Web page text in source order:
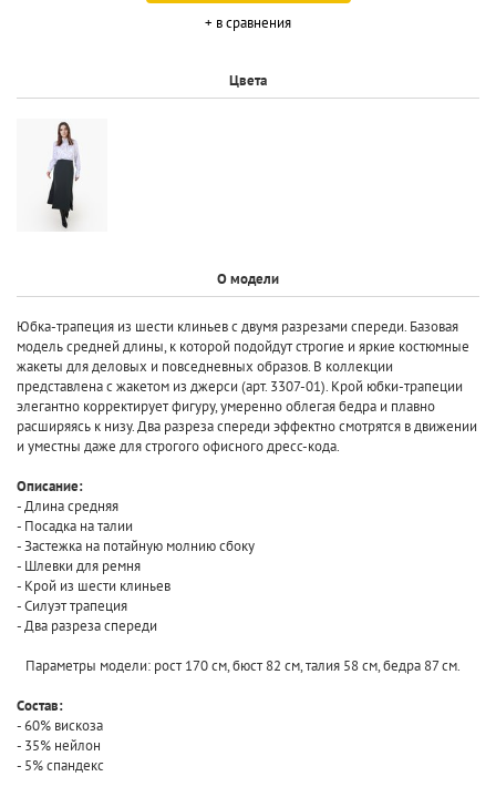
+ в сравнения
Цвета
О модели
Юбка-трапеция из шести клиньев с двумя разрезами спереди. Базовая
модель средней длины, к которой подойдут строгие и яркие костюмные
жакеты для деловых и повседневных образов. В коллекции
представлена с жакетом из джерси (арт. 3307-01). Крой юбки-трапеции
элегантно корректирует фигуру, умеренно облегая бедра и плавно
расширяясь к низу. Два разреза спереди эффектно смотрятся в движении
и уместны даже для строгого офисного дресс-кода.
Описание:
- Длина средняя
- Посадка на талии
- Застежка на потайную молнию сбоку
- Шлевки для ремня
- Крой из шести клиньев
- Силуэт трапеция
- Два разреза спереди
Параметры модели: рост 170 см, бюст 82 см, талия 58 см, бедра 87 см.
Состав:
- 60% вискоза
- 35% нейлон
- 5% спандекс